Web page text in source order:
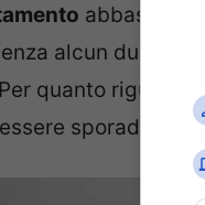
alcun dubbio,
quanto riguarda
sporadiche.